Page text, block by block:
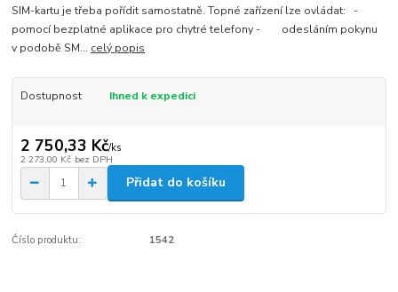
SIM-kartu je třeba pořídit samostatně. Topné zařízení lze ovládat: -
pomocí bezplatné aplikace pro chytré telefony - odesláním pokynu
v podobě SM... celý popis
Dostupnost Ihned k expedici
2 750,33 Kč/ks
2 273,00 Kč bez DPH
Přidat do košíku
Číslo produktu: 1542